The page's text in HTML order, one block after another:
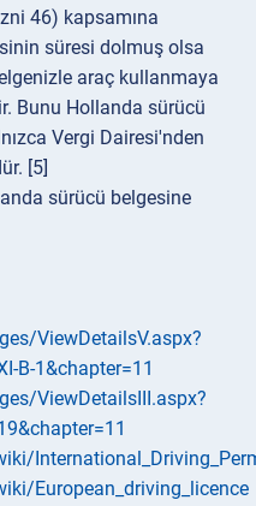
46) kapsamına
süresi dolmuş olsa
araç kullanmaya
Bunu Hollanda sürücü
Vergi Dairesi'nden
[5]
sürücü belgesine
ViewDetailsV.aspx?
B-1&chapter=11
ViewDetailsIII.aspx?
European_driving_licence